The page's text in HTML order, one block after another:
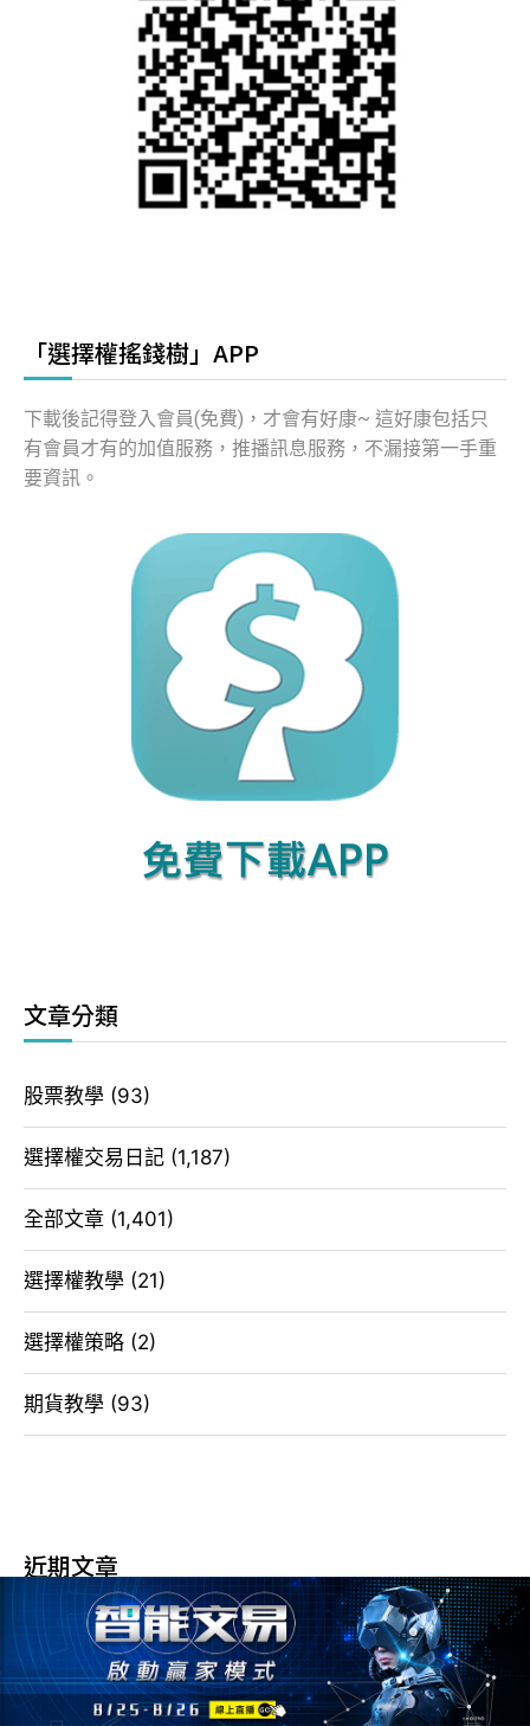
「選擇權搖錢樹」APP
下載後記得登入會員(免費)，才會有好康~ 這好康包括只
有會員才有的加值服務，推播訊息服務，不漏接第一手重
要資訊。
文章分類
股票教學 (93)
選擇權交易日記 (1,187)
全部文章 (1,401)
選擇權教學 (21)
選擇權策略 (2)
期貨教學 (93)
近期文章
台指走勢上下刷 20260804 選擇權看盤日記
夜盤跌千點，日韓股市下跌 20260803選擇權交易日記